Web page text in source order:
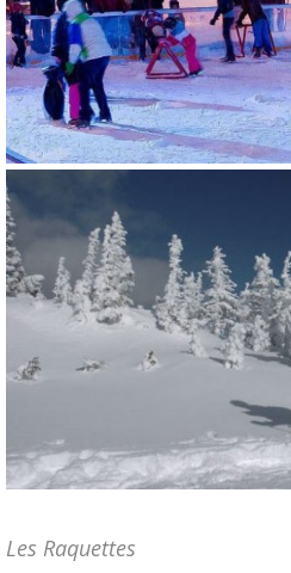
Les Raquettes